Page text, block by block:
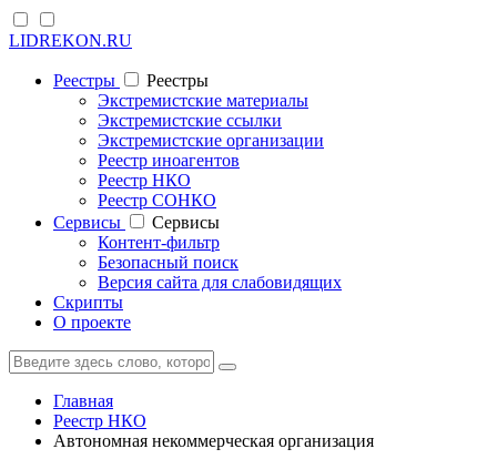
LIDREKON.RU
Реестры
Реестры
Экстремистские материалы
Экстремистские ссылки
Экстремистские организации
Реестр иноагентов
Реестр НКО
Реестр СОНКО
Cервисы
Cервисы
Контент-фильтр
Безопасный поиск
Версия сайта для слабовидящих
Скрипты
О проекте
Главная
Реестр НКО
Автономная некоммерческая организация